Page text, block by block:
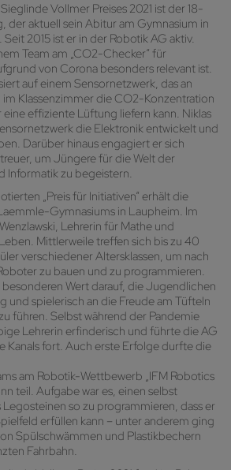
Vollmer Preises 2021 ist der 18-
der aktuell sein Abitur am Gymnasium in
2015 ist er in der Robotik AG aktiv.
Team am „CO2-Checker“ für
von Corona besonders relevant ist.
auf einem Sensornetzwerk, das an
Klassenzimmer die CO2-Konzentration
effiziente Lüftung liefern kann. Niklas
die Elektronik entwickelt und
Darüber hinaus engagiert er sich
um Jüngere für die Welt der
Informatik zu begeistern.
„Preis für Initiativen“ erhält die
Gymnasiums in Laupheim. Im
Lehrerin für Mathe und
Mittlerweile treffen sich bis zu 40
verschiedener Altersklassen, um nach
zu bauen und zu programmieren.
besonderen Wert darauf, die Jugendlichen
und spielerisch an die Freude am Tüfteln
führen. Selbst während der Pandemie
Lehrerin erfinderisch und führte die AG
Kanals fort. Auch erste Erfolge durfte die
am Robotik-Wettbewerb „IFM Robotics
teil. Aufgabe war es, einen selbst
so zu programmieren, dass er
erfüllen kann – unter anderem ging
Spülschwämmen und Plastikbechern
Fahrbahn.